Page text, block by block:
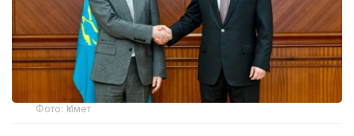
Фото: Үкімет